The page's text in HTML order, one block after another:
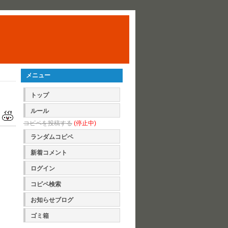
メニュー
トップ
ルール
コピペを投稿する (停止中)
ランダムコピペ
新着コメント
ログイン
コピペ検索
お知らせブログ
ゴミ箱